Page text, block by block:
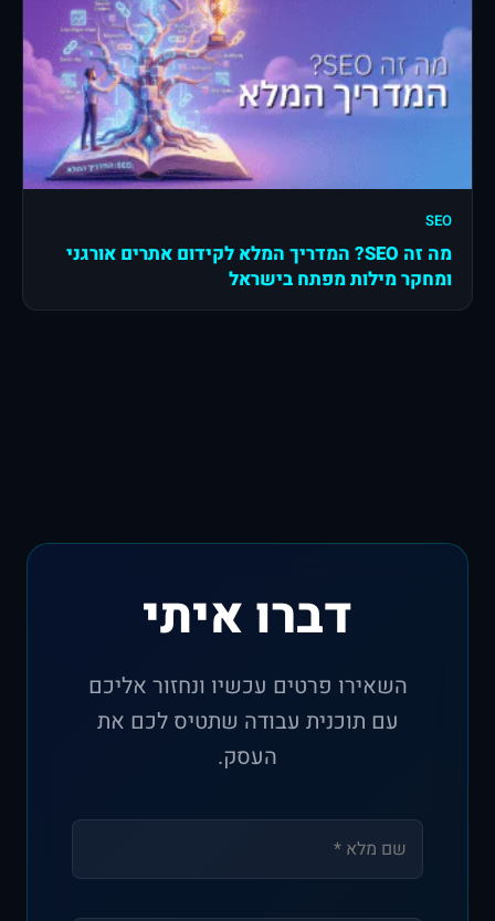
SEO
מה זה SEO? המדריך המלא לקידום אתרים אורגני
ומחקר מילות מפתח בישראל
דברו איתי
השאירו פרטים עכשיו ונחזור אליכם
עם תוכנית עבודה שתטיס לכם את
העסק.